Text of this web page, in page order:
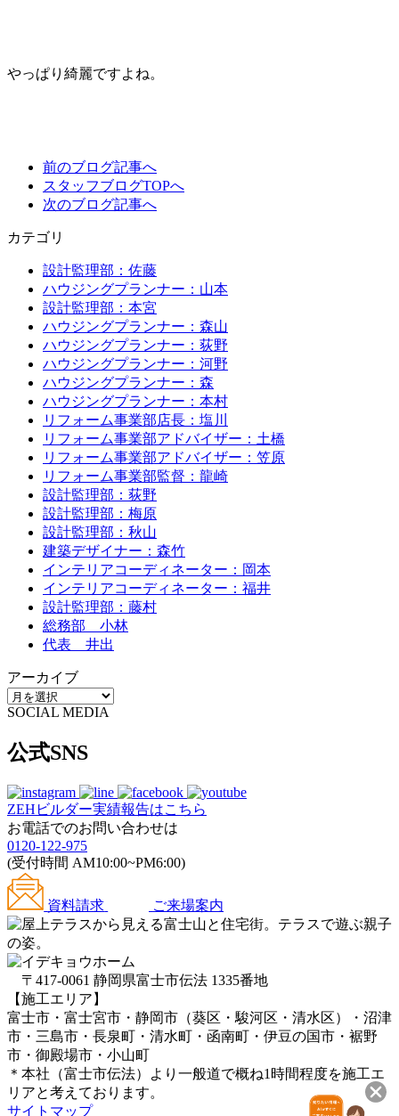
やっぱり綺麗ですよね。
前のブログ記事へ
スタッフブログTOPへ
次のブログ記事へ
カテゴリ
設計監理部：佐藤
ハウジングプランナー：山本
設計監理部：本宮
ハウジングプランナー：森山
ハウジングプランナー：荻野
ハウジングプランナー：河野
ハウジングプランナー：森
ハウジングプランナー：本村
リフォーム事業部店長：塩川
リフォーム事業部アドバイザー：土橋
リフォーム事業部アドバイザー：笠原
リフォーム事業部監督：龍崎
設計監理部：荻野
設計監理部：梅原
設計監理部：秋山
建築デザイナー：森竹
インテリアコーディネーター：岡本
インテリアコーディネーター：福井
設計監理部：藤村
総務部 小林
代表 井出
アーカイブ
SOCIAL MEDIA
公式SNS
ZEHビルダー実績報告はこちら
お電話でのお問い合わせは
0120-122-975
(受付時間 AM10:00~PM6:00)
資料請求 ご来場案内
〒417-0061 静岡県富士市伝法 1335番地
【施工エリア】
富士市・富士宮市・静岡市（葵区・駿河区・清水区）・沼津
市・三島市・長泉町・清水町・函南町・伊豆の国市・裾野
市・御殿場市・小山町
＊本社（富士市伝法）より一般道で概ね1時間程度を施工エ
リアと考えております。
サイトマップ